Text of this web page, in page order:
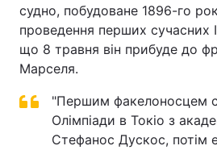
судно, побудоване 1896-го
проведення перших сучасних
що 8 травня він прибуде до
Марселя.
"Першим факелоносцем
Олімпіади в Токіо з
Стефанос Дускос, потім